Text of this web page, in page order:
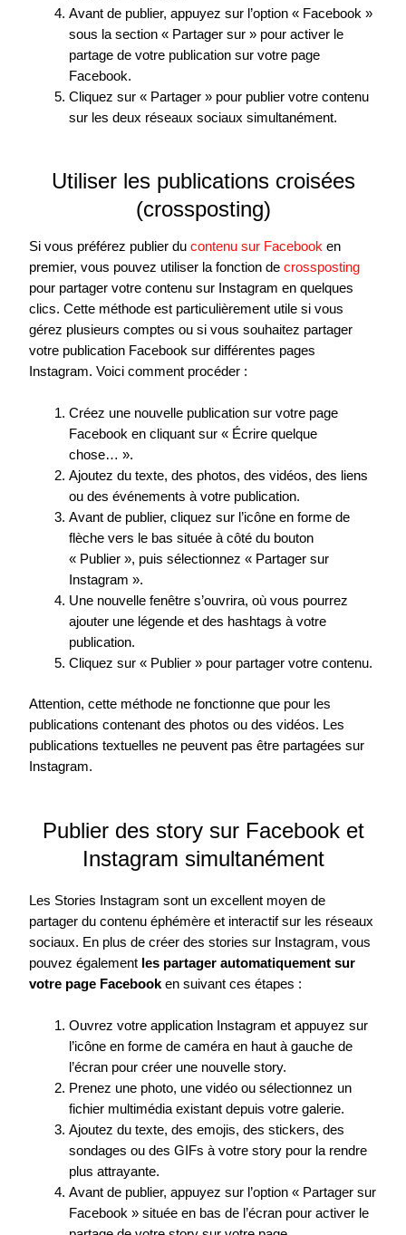
Avant de publier, appuyez sur l’option « Facebook »
sous la section « Partager sur » pour activer le
partage de votre publication sur votre page
Facebook.
Cliquez sur « Partager » pour publier votre contenu
sur les deux réseaux sociaux simultanément.
Utiliser les publications croisées
(crossposting)
Si vous préférez publier ducontenu sur Facebook en
premier, vous pouvez utiliser la fonction decrossposting
pour partager votre contenu sur Instagram en quelques
clics. Cette méthode est particulièrement utile si vous
gérez plusieurs comptes ou si vous souhaitez partager
votre publication Facebook sur différentes pages
Instagram. Voici comment procéder :
Créez une nouvelle publication sur votre page
Facebook en cliquant sur « Écrire quelque
chose… ».
Ajoutez du texte, des photos, des vidéos, des liens
ou des événements à votre publication.
Avant de publier, cliquez sur l’icône en forme de
flèche vers le bas située à côté du bouton
« Publier », puis sélectionnez « Partager sur
Instagram ».
Une nouvelle fenêtre s’ouvrira, où vous pourrez
ajouter une légende et des hashtags à votre
publication.
Cliquez sur « Publier » pour partager votre contenu.
Attention, cette méthode ne fonctionne que pour les
publications contenant des photos ou des vidéos. Les
publications textuelles ne peuvent pas être partagées sur
Instagram.
Publier des story sur Facebook et
Instagram simultanément
Les Stories Instagram sont un excellent moyen de
partager du contenu éphémère et interactif sur les réseaux
sociaux. En plus de créer des stories sur Instagram, vous
pouvez également les partager automatiquement sur
votre page Facebook en suivant ces étapes :
Ouvrez votre application Instagram et appuyez sur
l’icône en forme de caméra en haut à gauche de
l’écran pour créer une nouvelle story.
Prenez une photo, une vidéo ou sélectionnez un
fichier multimédia existant depuis votre galerie.
Ajoutez du texte, des emojis, des stickers, des
sondages ou des GIFs à votre story pour la rendre
plus attrayante.
Avant de publier, appuyez sur l’option « Partager sur
Facebook » située en bas de l’écran pour activer le